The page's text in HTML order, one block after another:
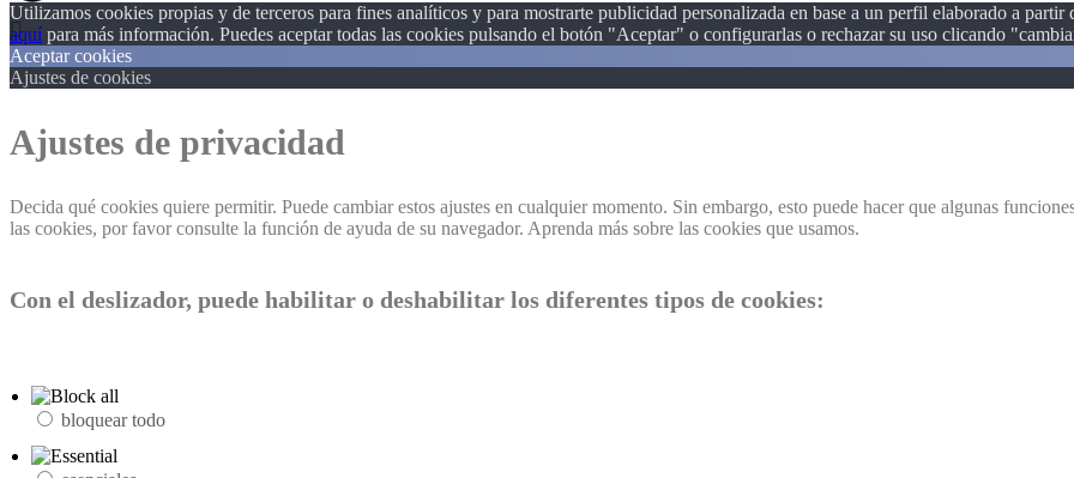
Utilizamos cookies propias y de terceros para fines analíticos y para mostrarte publicidad personalizada en base a un perfil elaborado a
aquí para más información. Puedes aceptar todas las cookies pulsando el botón "Aceptar" o configurarlas o rechazar su uso clicando
Aceptar cookies
Ajustes de cookies
Ajustes de privacidad
Decida qué cookies quiere permitir. Puede cambiar estos ajustes en cualquier momento. Sin embargo, esto puede hacer que algunas
las cookies, por favor consulte la función de ayuda de su navegador. Aprenda más sobre las cookies que usamos.
Con el deslizador, puede habilitar o deshabilitar los diferentes tipos de cookies:
bloquear todo